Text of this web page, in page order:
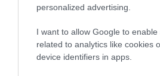
personalized advertising.
I want to allow Google to enable
related to analytics like cookies
device identifiers in apps.